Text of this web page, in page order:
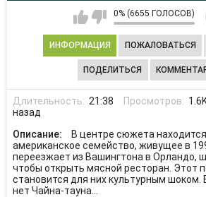
0% (6655 ГОЛОСОВ)
ИНФОРМАЦИЯ ПОЖАЛОВАТЬСЯ
ПОДЕЛИТЬСЯ
Длительность: 21:38 Просмотров:
назад
Описание:
В центре сюжета
американское семейство, живущее в
переезжает из Вашингтона в Орландо,
чтобы открыть мясной ресторан. Этот
становится для них культурным шоком.
нет Чайна-тауна...